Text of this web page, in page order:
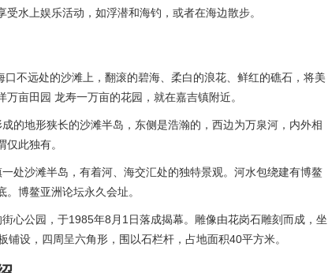
水上娱乐活动，如浮潜和海钓，或者在海边散步。
不远处的沙滩上，翻滚的碧海、柔白的浪花、鲜红的礁石，将美
亩田园 龙寿一万亩的花园，就在嘉吉镇附近。
的地形狭长的沙滩半岛，东侧是浩瀚的，西边为万泉河，内外相
此独有。
处沙滩半岛，有着河、海交汇处的独特景观。河水包绕建有博鳌
博鳌亚洲论坛永久会址。
心公园，于1985年8月1日落成揭幕。雕像由花岗石雕刻而成，坐
设，四周呈六角形，围以石栏杆，占地面积40平方米。